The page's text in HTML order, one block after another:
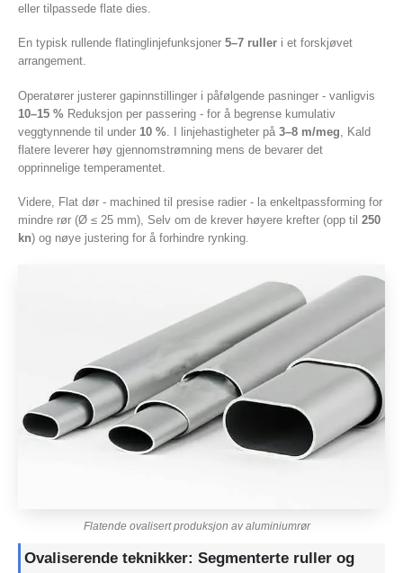
eller tilpassede flate dies.
En typisk rullende flatinglinjefunksjoner 5–7 ruller i et forskjøvet
arrangement.
Operatører justerer gapinnstillinger i påfølgende pasninger - vanligvis
10–15 % Reduksjon per passering - for å begrense kumulativ
veggtynnende til under 10 % . I linjehastigheter på 3–8 m/meg , Kald
flatere leverer høy gjennomstrømning mens de bevarer det
opprinnelige temperamentet.
Videre, Flat dør - machined til presise radier - la enkeltpassforming for
mindre rør (Ø ≤ 25 mm), Selv om de krever høyere krefter (opp til 250
kn) og nøye justering for å forhindre rynking.
Flatende ovalisert produksjon av aluminiumrør
Ovaliserende teknikker: Segmenterte ruller og